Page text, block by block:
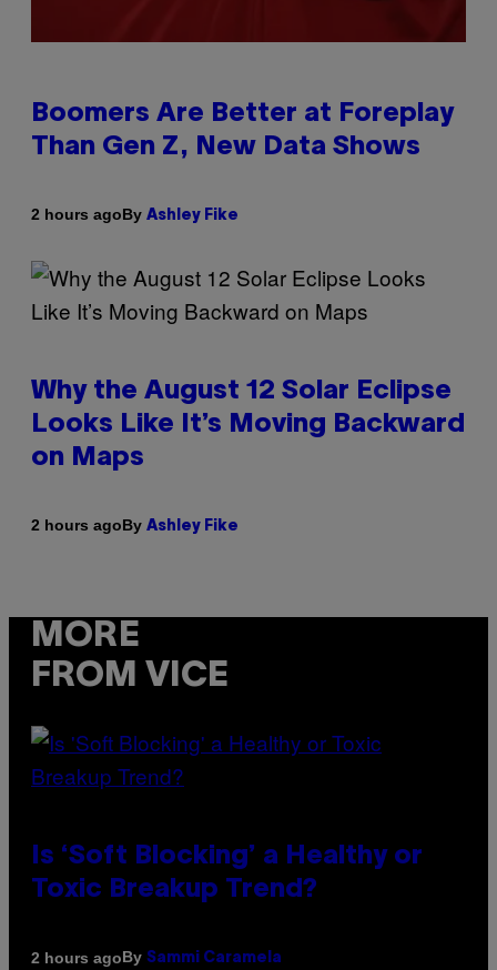
Boomers Are Better at Foreplay
Than Gen Z, New Data Shows
2 hours agoBy Ashley Fike
Why the August 12 Solar Eclipse
Looks Like It’s Moving Backward
on Maps
2 hours agoBy Ashley Fike
MORE
FROM VICE
Is ‘Soft Blocking’ a Healthy or
Toxic Breakup Trend?
2 hours agoBy Sammi Caramela